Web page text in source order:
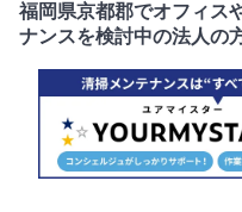
福岡県京都郡でオフィス
ナンスを検討中の法人の